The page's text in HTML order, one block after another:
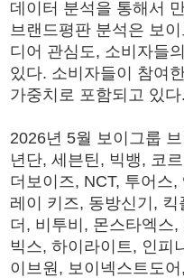
데이터 분석을 통해서
브랜드평판 분석은 보
디어 관심도, 소비자들
있다. 소비자들이 참여
가중치로 포함되고 있다.
2026년 5월 보이그룹
년단, 세븐틴, 빅뱅, 코
더보이즈, NCT, 투어스
레이 키즈, 동방신기,
더, 비투비, 몬스타엑스
빅스, 하이라이트, 인피
이브원, 보이넥스트도